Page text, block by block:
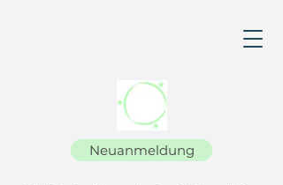
Neuanmeldung